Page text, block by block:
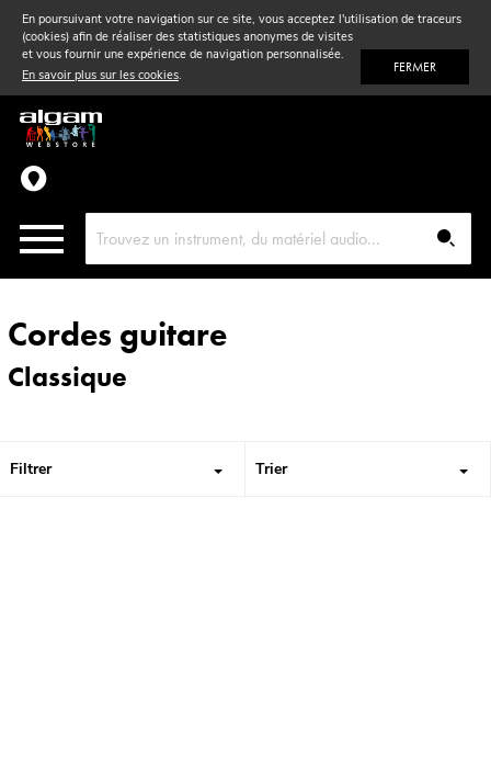
En poursuivant votre navigation sur ce site, vous acceptez l'utilisation de traceurs
(cookies) afin de réaliser des statistiques anonymes de visites
et vous fournir une expérience de navigation personnalisée.
En savoir plus sur les cookies. FERMER
Vent& Violon
Accessoires
Pièces détachées
Cordes guitare
Classique
Trier
Filtrer